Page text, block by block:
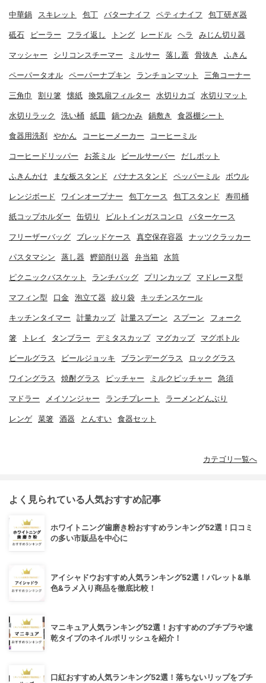
中華鍋 スキレット 包丁 バターナイフ ペティナイフ 包丁研ぎ器
砥石 ピーラー フライ返し トング レードル ヘラ みじん切り器
マッシャー シリコンスチーマー ミルサー 落し蓋 骨抜き ふきん
ペーパータオル ペーパーナプキン ランチョンマット 三角コーナー
三角巾 割り箸 懐紙 換気扇フィルター 水切りカゴ 水切りマット
水切りラック 洗い桶 紙皿 鍋つかみ 鍋敷き 食器棚シート
食器用洗剤 やかん コーヒーメーカー コーヒーミル
コーヒードリッパー お茶ミル ビールサーバー だしポット
ふきんかけ まな板スタンド バナナスタンド ペッパーミル ボウル
レンジボード ワインオープナー 包丁ケース 包丁スタンド 寿司桶
紙コップホルダー 缶切り ビルトインガスコンロ バターケース
フリーザーバッグ ブレッドケース 真空保存容器 ナッツクラッカー
パスタマシン 蒸し器 鰹節削り器 弁当箱 水筒
ピクニックバスケット ランチバッグ プリンカップ マドレーヌ型
マフィン型 口金 泡立て器 絞り袋 キッチンスケール
キッチンタイマー 計量カップ 計量スプーン スプーン フォーク
箸 トレイ タンブラー デミタスカップ マグカップ マグボトル
ビールグラス ビールジョッキ ブランデーグラス ロックグラス
ワイングラス 焼酎グラス ピッチャー ミルクピッチャー 急須
マドラー メイソンジャー ランチプレート ラーメンどんぶり
レンゲ 菜箸 酒器 とんすい 食器セット
カテゴリ一覧へ
よく見られている人気おすすめ記事
ホワイトニング歯磨き粉おすすめランキング52選！口コミ
の多い市販品を中心に
アイシャドウおすすめ人気ランキング52選！パレット&単
色&ラメ入り商品を徹底比較！
マニキュア人気ランキング52選！おすすめのプチプラや速
乾タイプのネイルポリッシュを紹介！
口紅おすすめ人気ランキング52選！落ちないリップをプチ